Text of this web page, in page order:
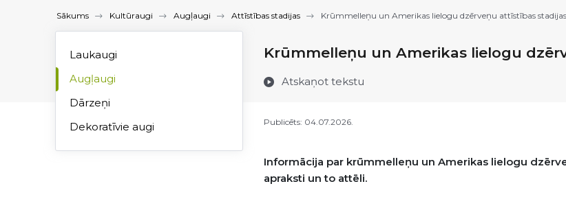
Kultūraugu novērojumu karte
Sākums Kultūraugi Augļaugi Attīstības stadijas Krūmmelleņu un Amerikas lielogu dzērveņu attīstības stadijas
Krūmmelleņu un Amerikas lielogu
Atskaņot tekstu
Laukaugi
Augļaugi
Dārzeņi
Dekoratīvie augi
Publicēts: 04.07.2026.
Informācija par krūmmelleņu un Amerikas lielogu
apraksti un to attēli.